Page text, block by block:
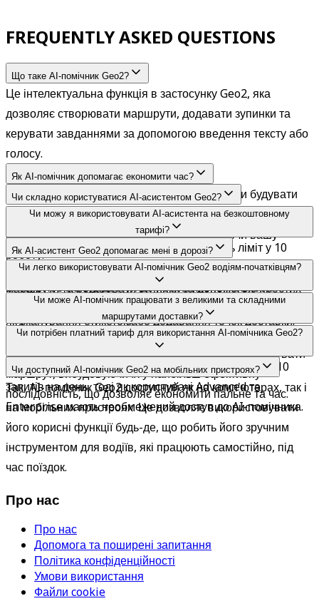
FREQUENTLY ASKED QUESTIONS
Що таке AI-помічник Geo2?
Це інтелектуальна функція в застосунку Geo2, яка
дозволяє створювати маршрути, додавати зупинки та
керувати завданнями за допомогою введення тексту або
голосу.
Як AI-помічник допомагає економити час?
Це усуває потребу в ручних діях, дозволяючи будувати
маршрути або призначати водіїв за лічені секунди, що
значно пришвидшує щоденне планування.
Чи складно користуватися AI-асистентом Geo2?
Просто напишіть або скажіть, що вам потрібно, і він
надасть покрокові інструкції, не перериваючи вашу
роботу.
Чи можу я використовувати AI-асистента на безкоштовному
тарифі?
Так, користувачі тарифів Free та Pro мають ліміт у 10
запитів на день. Користувачі тарифів Advanced та
Enterprise мають доступ до необмеженої кількості
запитів.
Як AI-асистент Geo2 допомагає мені в дорозі?
AI-помічник дозволяє користувачам створювати
маршрути та редагувати зупинки за допомогою простих
голосових або текстових команд, що економить час і
забезпечує керування без використання рук.
Чи легко використовувати AI-помічник Geo2 водіям-початківцям?
Так. Він надає чіткі покрокові підказки для таких завдань,
як сканування етикеток або додавання точок доставки.
Його розроблено максимально простим та зручним для
користувача.
Чи може AI-помічник працювати з великими та складними
маршрутами доставки?
Так, Geo2 дозволяє користувачам масово додавати до 50
зупинок одночасно. AI-помічник допомагає оптимізувати
маршрут, вибудовуючи їх у найбільш ефективну
послідовність, що дозволяє економити пальне та час.
Чи потрібен платний тариф для використання AI-помічника Geo2?
Користувачі тарифів Free та Pro можуть робити до 10
запитів на день, тоді як користувачі Advanced та
Enterprise мають необмежений доступ до AI-помічника.
Чи доступний AI-помічник Geo2 на мобільних пристроях?
Так, AI-помічник Geo2 доступний як на комп'ютерах, так і
на мобільних пристроях. Це дозволяє використовувати
його корисні функції будь-де, що робить його зручним
інструментом для водіїв, які працюють самостійно, під
час поїздок.
Про нас
Про нас
Допомога та поширені запитання
Політика конфіденційності
Умови використання
Файли cookie